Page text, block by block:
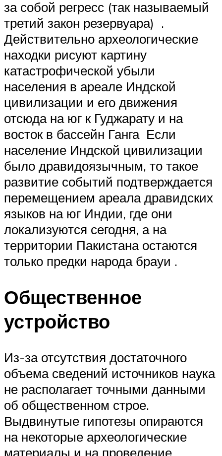
за собой регресс (так называемый
третий закон резервуара) .
Действительно археологические
находки рисуют картину
катастрофической убыли
населения в ареале Индской
цивилизации и его движения
отсюда на юг к Гуджарату и на
восток в бассейн Ганга Если
население Индской цивилизации
было дравидоязычным, то такое
развитие событий подтверждается
перемещением ареала дравидских
языков на юг Индии, где они
локализуются сегодня, а на
территории Пакистана остаются
только предки народа брауи .
Общественное
устройство
Из-за отсутствия достаточного
объема сведений источников наука
не располагает точными данными
об общественном строе.
Выдвинутые гипотезы опираются
на некоторые археологические
материалы и на проведение